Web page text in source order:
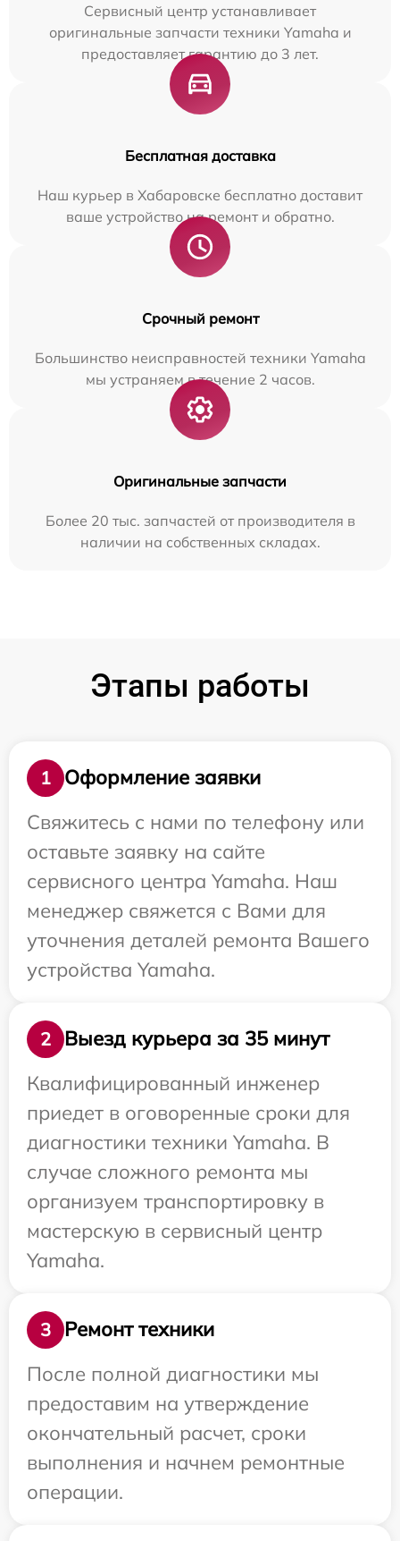
Сервисный центр устанавливает
оригинальные запчасти техники Yamaha и
предоставляет гарантию до 3 лет.
Бесплатная доставка
Наш курьер в Хабаровске бесплатно доставит
ваше устройство на ремонт и обратно.
Срочный ремонт
Большинство неисправностей техники Yamaha
мы устраняем в течение 2 часов.
Оригинальные запчасти
Более 20 тыс. запчастей от производителя в
наличии на собственных складах.
Этапы работы
1
Оформление заявки
Свяжитесь с нами по телефону или
оставьте заявку на сайте
сервисного центра Yamaha. Наш
менеджер свяжется с Вами для
уточнения деталей ремонта Вашего
устройства Yamaha.
2
Выезд курьера за 35 минут
Квалифицированный инженер
приедет в оговоренные сроки для
диагностики техники Yamaha. В
случае сложного ремонта мы
организуем транспортировку в
мастерскую в сервисный центр
Yamaha.
3
Ремонт техники
После полной диагностики мы
предоставим на утверждение
окончательный расчет, сроки
выполнения и начнем ремонтные
операции.